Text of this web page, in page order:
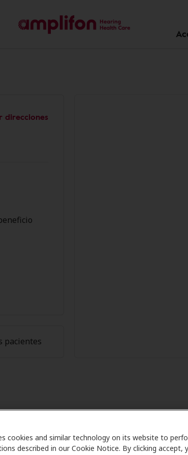
cookies and similar technology on its website to
described in our Cookie Notice. By clicking accept,
direcciones
pacientes
de Amplifon en
con muchos planes de beneficios y clínicas